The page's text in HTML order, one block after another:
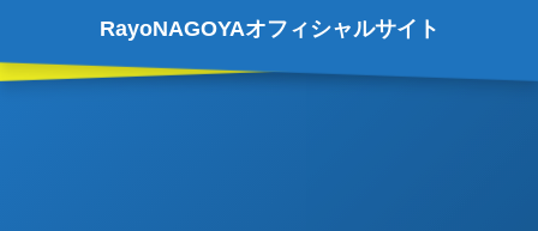
RayoNAGOYAオフィシャルサイト